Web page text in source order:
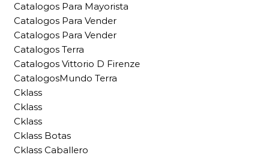
Catalogos Para Mayorista
Catalogos Para Vender
Catalogos Para Vender
Catalogos Terra
Catalogos Vittorio D Firenze
CatalogosMundo Terra
Cklass
Cklass
Cklass
Cklass Botas
Cklass Caballero